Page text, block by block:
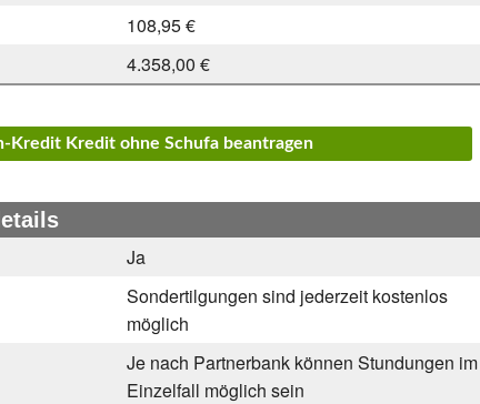
108,95 €
4.358,00 €
Kredit Kredit ohne Schufa beantragen
Ja
Sondertilgungen sind jederzeit kostenlos
möglich
Je nach Partnerbank können Stundungen im
Einzelfall möglich sein